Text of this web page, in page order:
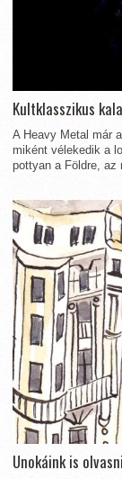
Kultklasszikus
A Heavy Metal már
miként vélekedik a
pottyan a Földre, az
Unokáink is